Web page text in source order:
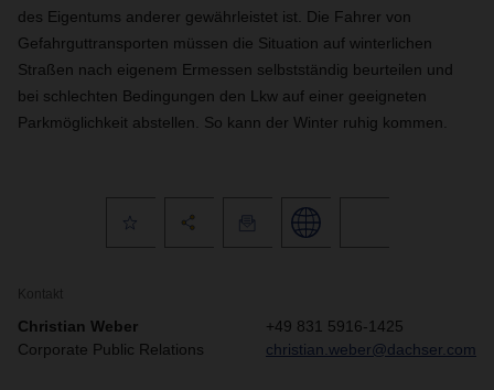
des Eigentums anderer gewährleistet ist. Die Fahrer von
Gefahrguttransporten müssen die Situation auf winterlichen
Straßen nach eigenem Ermessen selbstständig beurteilen und
bei schlechten Bedingungen den Lkw auf einer geeigneten
Parkmöglichkeit abstellen. So kann der Winter ruhig kommen.
Kontakt
Christian Weber
Corporate Public Relations
+49 831 5916-1425
christian.weber@dachser.com